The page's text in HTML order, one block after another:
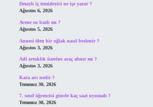
Detaylı iç temizleyici ne işe yarar ?
Ağustos 6, 2026
Avene su bazlı mı ?
Ağustos 5, 2026
Annesi ölen bir oğlak nasıl beslenir ?
Ağustos 3, 2026
Adi ortaklık üzerine araç alınır mı ?
Ağustos 3, 2026
Kara avı nedir ?
Temmuz 30, 2026
7. sınıf öğrencisi günde kaç saat uyumalı ?
Temmuz 30, 2026